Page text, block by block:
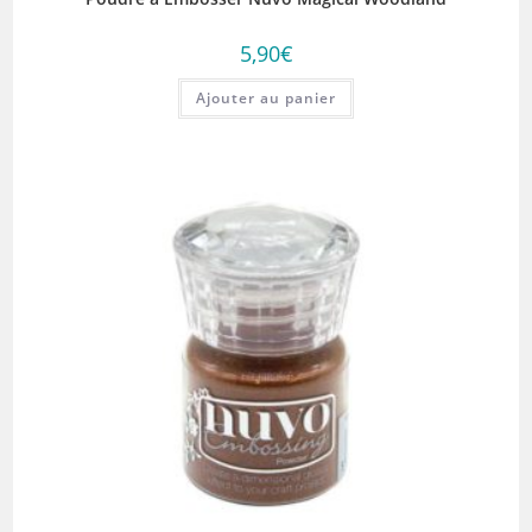
5,90€
Ajouter au panier